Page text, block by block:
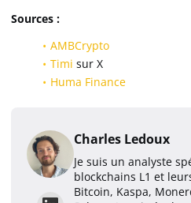
Sources :
AMBCrypto
Timi sur X
Huma Finance
Charles Ledoux
Je suis un analyste
blockchains L1 et
Bitcoin, Kaspa,